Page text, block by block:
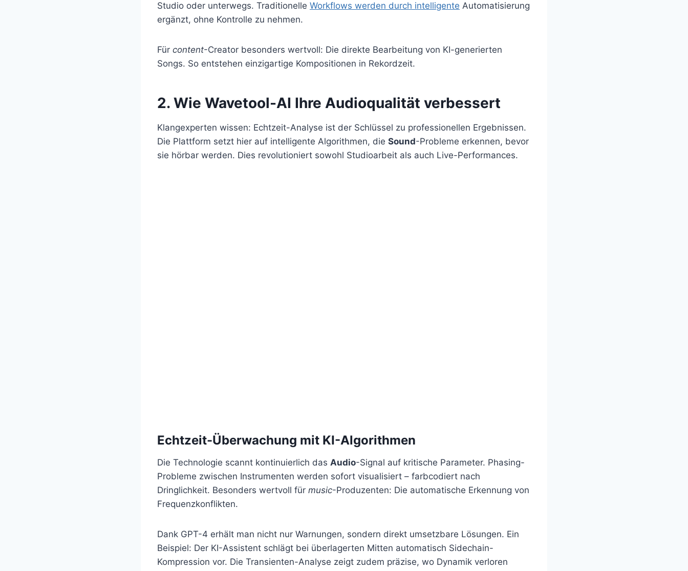
Studio oder unterwegs. Traditionelle Workflows werden durch intelligente Automatisierung
ergänzt, ohne Kontrolle zu nehmen.
Für content-Creator besonders wertvoll: Die direkte Bearbeitung von KI-generierten
Songs. So entstehen einzigartige Kompositionen in Rekordzeit.
2. Wie Wavetool-AI Ihre Audioqualität verbessert
Klangexperten wissen: Echtzeit-Analyse ist der Schlüssel zu professionellen Ergebnissen.
Die Plattform setzt hier auf intelligente Algorithmen, die Sound-Probleme erkennen, bevor
sie hörbar werden. Dies revolutioniert sowohl Studioarbeit als auch Live-Performances.
Echtzeit-Überwachung mit KI-Algorithmen
Die Technologie scannt kontinuierlich das Audio-Signal auf kritische Parameter. Phasing-
Probleme zwischen Instrumenten werden sofort visualisiert – farbcodiert nach
Dringlichkeit. Besonders wertvoll für music-Produzenten: Die automatische Erkennung von
Frequenzkonflikten.
Dank GPT-4 erhält man nicht nur Warnungen, sondern direkt umsetzbare Lösungen. Ein
Beispiel: Der KI-Assistent schlägt bei überlagerten Mitten automatisch Sidechain-
Kompression vor. Die Transienten-Analyse zeigt zudem präzise, wo Dynamik verloren